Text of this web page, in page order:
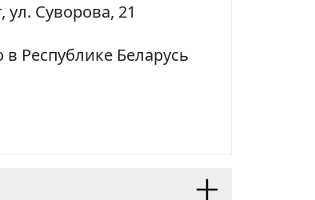
ул. Суворова, 21
Республике Беларусь